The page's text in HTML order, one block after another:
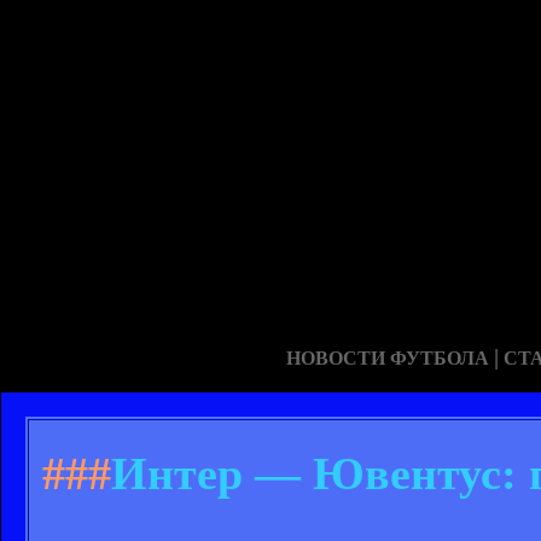
НОВОСТИ ФУТБОЛА |
###Интер — Ювентус: